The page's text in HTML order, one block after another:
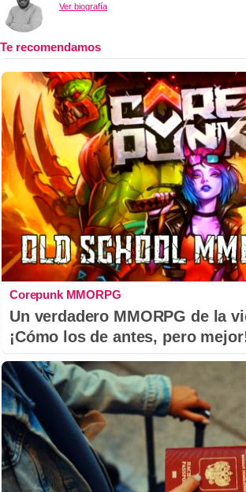
Ver biografía
Corepunk MMORPG
Un verdadero MMORPG de la
¡Cómo los de antes, pero